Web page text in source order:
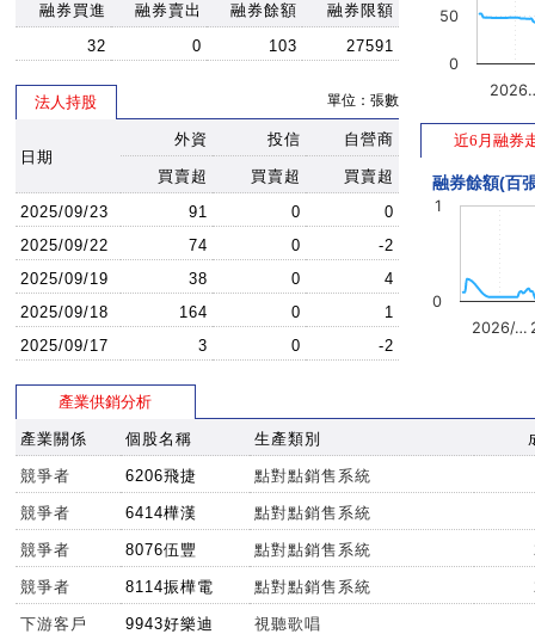
融券買進
融券賣出 融券餘額
融券限額
32
0 103 27591
法人持股 單位：張數
日期
外資 投信 自營商
買賣超 買賣超
買賣超
2025/09/23
91 0
0
2025/09/22
74 0
-2
2025/09/19
38 0
4
2025/09/18
164 0
1
2025/09/17
3 0 -2
0
50
近6月融券
融券餘額(百
2026/…
0
1
產業供銷分析
產業關係 個股名稱 生產類別
競爭者 6206飛捷 點對點銷售系統
競爭者 6414樺漢 點對點銷售系統
競爭者 8076伍豐 點對點銷售系統
競爭者 8114振樺電 點對點銷售系統
下游客戶 9943好樂迪 視聽歌唱